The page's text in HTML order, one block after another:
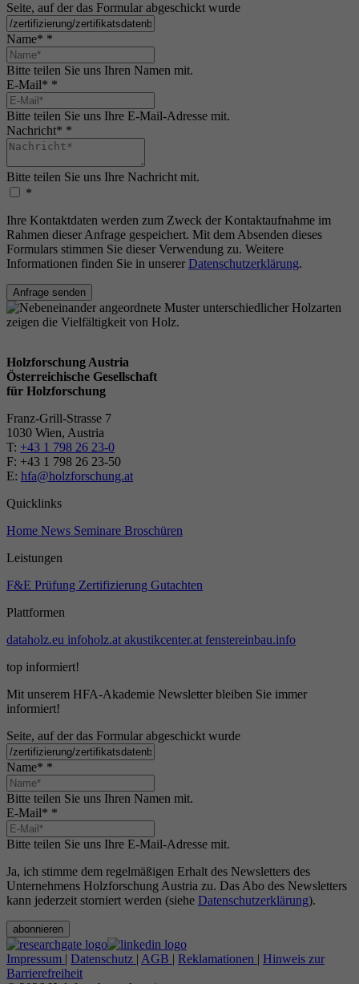
Seite, auf der das Formular abgeschickt wurde
Name* *
Bitte teilen Sie uns Ihren Namen mit.
E-Mail* *
Bitte teilen Sie uns Ihre E-Mail-Adresse mit.
Nachricht* *
Bitte teilen Sie uns Ihre Nachricht mit.
*
Ihre Kontaktdaten werden zum Zweck der Kontaktaufnahme im
Rahmen dieser Anfrage gespeichert. Mit dem Absenden dieses
Formulars stimmen Sie dieser Verwendung zu. Weitere
Informationen finden Sie in unserer Datenschutzerklärung.
Anfrage senden
Holzforschung Austria
Österreichische Gesellschaft
für Holzforschung
Franz-Grill-Strasse 7
1030 Wien, Austria
T: +43 1 798 26 23-0
​​F: +43 1 798 26 23-50
E: hfa@holzforschung.at
Quicklinks
Home News Seminare Broschüren
Leistungen
F&E Prüfung Zertifizierung Gutachten
Plattformen
dataholz.eu infoholz.at akustikcenter.at fenstereinbau.info
top informiert!
Mit unserem HFA-Akademie Newsletter bleiben Sie immer
informiert!
Seite, auf der das Formular abgeschickt wurde
Name* *
Bitte teilen Sie uns Ihren Namen mit.
E-Mail* *
Bitte teilen Sie uns Ihre E-Mail-Adresse mit.
Ja, ich stimme dem regelmäßigen Erhalt des Newsletters des
Unternehmens Holzforschung Austria zu. Das Abo des Newsletters
kann jederzeit storniert werden (siehe Datenschutzerklärung).
abonnieren
Impressum | Datenschutz | AGB | Reklamationen | Hinweis zur
Barrierefreiheit